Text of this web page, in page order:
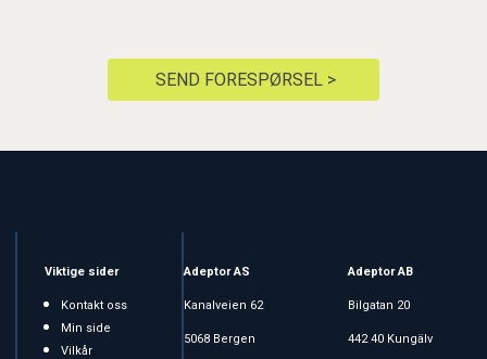
SEND FORESPØRSEL >
Viktige sider
Kontakt oss
Min side
Vilkår
Adeptor AS
Kanalveien 62
5068 Bergen
Adeptor AB
Bilgatan 20
442 40 Kungälv